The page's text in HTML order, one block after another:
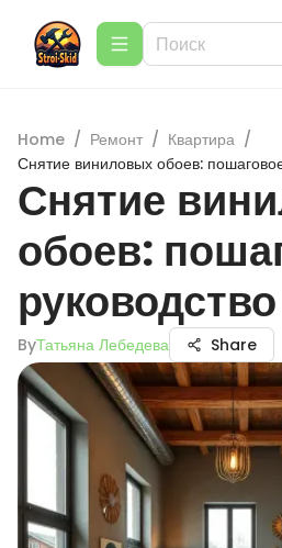
Home / Ремонт / Квартира /
Снятие виниловых обоев:
Снятие
обоев:
руководство
ByТатьяна Лебедева Share